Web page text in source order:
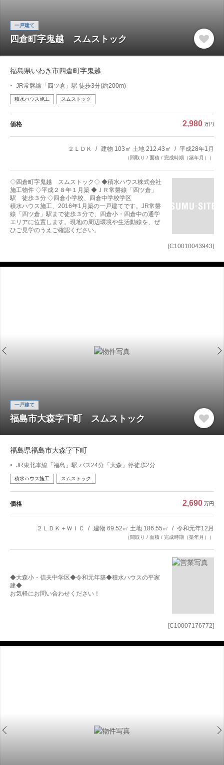
[C10010043943]
一戸建て
四倉町字鬼越 スムストック
福島県いわき市四倉町字鬼越
JR常磐線「四ツ倉」駅 徒歩3分(約200m)
積水ハウス施工 スムストック
価格 2,980 万円
２ＬＤＫ 建物 103㎡ 土地 212.43㎡ 平成28年1月
（間取り / 面積 / 完成時期（築年月））
◇四倉町字鬼越 スムストック◇ ◆積水ハウス株式会社
施工物件 ◇平成２８年１月築 ◆ＪＲ常磐線「四ツ倉」
駅 徒歩３分 ◇四倉小学校、四倉中学校学区
積水ハウス施工、2016年1月築の一戸建てです。JR常磐
線「四ツ倉」駅まで徒歩３分で、四倉小・四倉中の通学
エリアに位置します。現地の周辺環境や生活動線を、ぜ
ひご見学のうえご確認ください。
[C10007176772]
一戸建て
福島市大森字下町 スムストック
福島県福島市大森字下町
JR東北本線「福島」駅 バス24分「大森」停徒歩2分
積水ハウス施工 スムストック
価格 2,690 万円
２ＬＤＫ＋ＷＩＣ 建物 69.52㎡ 土地 186.55㎡ 令和元年12月
（間取り / 面積 / 完成時期（築年月））
◆大森小・信夫中学区◆令和元年築◆積水ハウスの平家
建◆
お気軽にお問い合わせください！